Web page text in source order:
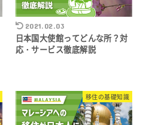
2021.02.03
日本国大使館ってどんな所？対
応・サービス徹底解説
移住の基礎知識